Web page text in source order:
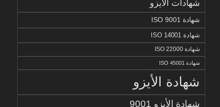
شهادات الأيزو
شهادة ISO 9001
شهادة ISO 14001
شهادة ISO 22000
شهادة ISO 45001
شهادة الأيزو
شهادة الأيزو 9001